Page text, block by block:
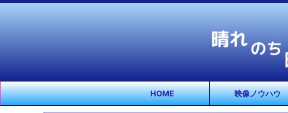
HOME 映像ノウハウ